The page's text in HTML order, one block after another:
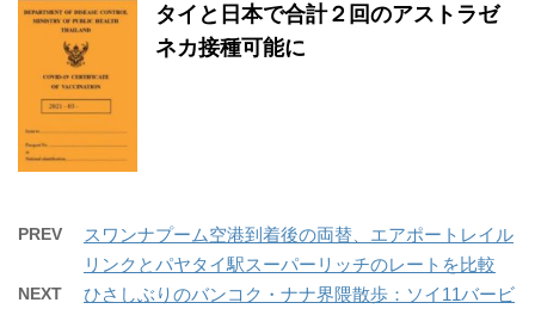
タイと日本で合計２回のアストラゼ
ネカ接種可能に
PREV
スワンナプーム空港到着後の両替、エアポートレイル
リンクとパヤタイ駅スーパーリッチのレートを比較
NEXT
ひさしぶりのバンコク・ナナ界隈散歩：ソイ11バービ